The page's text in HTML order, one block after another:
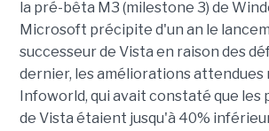
la pré-bêta M3 (milestone 3) de
Microsoft précipite d'un an le
successeur de Vista en raison des
dernier, les améliorations attendues
Infoworld, qui avait constaté que les
de Vista étaient jusqu'à 40%